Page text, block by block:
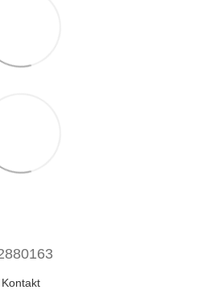
Kontakt